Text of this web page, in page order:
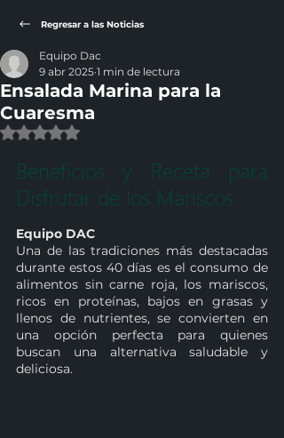
Regresar a las Noticias
Ensalada Marina para la
Cuaresma
Equipo Dac
9 abr 2025 1 min de lectura
Obtuvo NaN de 5 estrellas.
Beneficios y Receta para
Disfrutar de los Mariscos
Equipo DAC
Una de las tradiciones más destacadas
durante estos 40 días es el consumo de
alimentos sin carne roja, los mariscos,
ricos en proteínas, bajos en grasas y
llenos de nutrientes, se convierten en
una opción perfecta para quienes
buscan una alternativa saludable y
deliciosa.